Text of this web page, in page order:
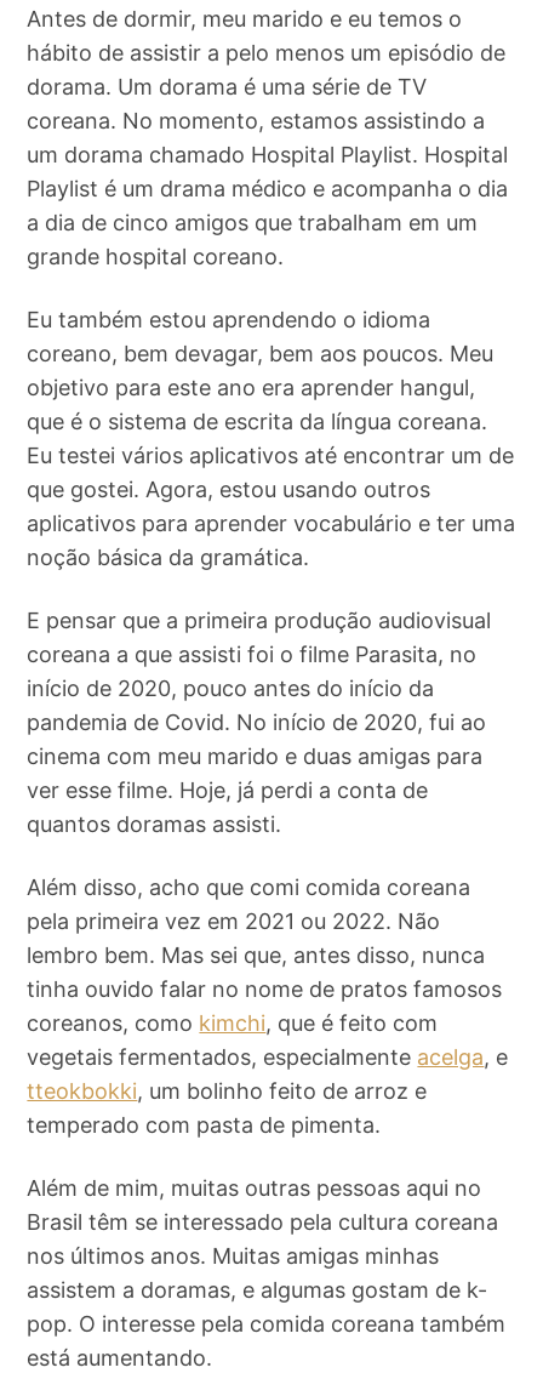
Antes de dormir, meu marido e eu temos o
hábito de assistir a pelo menos um episódio de
dorama. Um dorama é uma série de TV
coreana. No momento, estamos assistindo a
um dorama chamado Hospital Playlist. Hospital
Playlist é um drama médico e acompanha o dia
a dia de cinco amigos que trabalham em um
grande hospital coreano.
Eu também estou aprendendo o idioma
coreano, bem devagar, bem aos poucos. Meu
objetivo para este ano era aprender hangul,
que é o sistema de escrita da língua coreana.
Eu testei vários aplicativos até encontrar um de
que gostei. Agora, estou usando outros
aplicativos para aprender vocabulário e ter uma
noção básica da gramática.
E pensar que a primeira produção audiovisual
coreana a que assisti foi o filme Parasita, no
início de 2020, pouco antes do início da
pandemia de Covid. No início de 2020, fui ao
cinema com meu marido e duas amigas para
ver esse filme. Hoje, já perdi a conta de
quantos doramas assisti.
Além disso, acho que comi comida coreana
pela primeira vez em 2021 ou 2022. Não
lembro bem. Mas sei que, antes disso, nunca
tinha ouvido falar no nome de pratos famosos
coreanos, como kimchi, que é feito com
vegetais fermentados, especialmente acelga, e
tteokbokki, um bolinho feito de arroz e
temperado com pasta de pimenta.
Além de mim, muitas outras pessoas aqui no
Brasil têm se interessado pela cultura coreana
nos últimos anos. Muitas amigas minhas
assistem a doramas, e algumas gostam de k-
pop. O interesse pela comida coreana também
está aumentando.